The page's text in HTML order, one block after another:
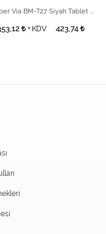
Casper Via BM-T27 Siyah Tablet Power Tuş
+ KDV 423,74